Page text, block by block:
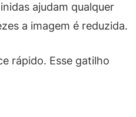
ajudam qualquer
a imagem é reduzida.
rápido. Esse gatilho